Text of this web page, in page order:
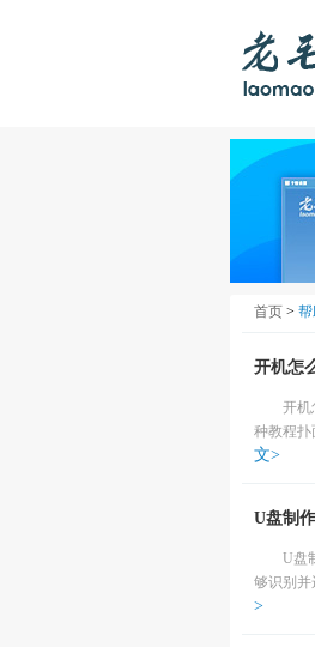
首页 >
开机怎
开机
种教程扑
文>
U盘制
U盘
够识别并
>